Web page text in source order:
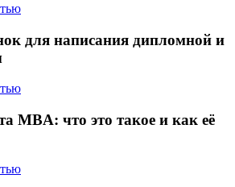
для написания дипломной и
MBA: что это такое и как её